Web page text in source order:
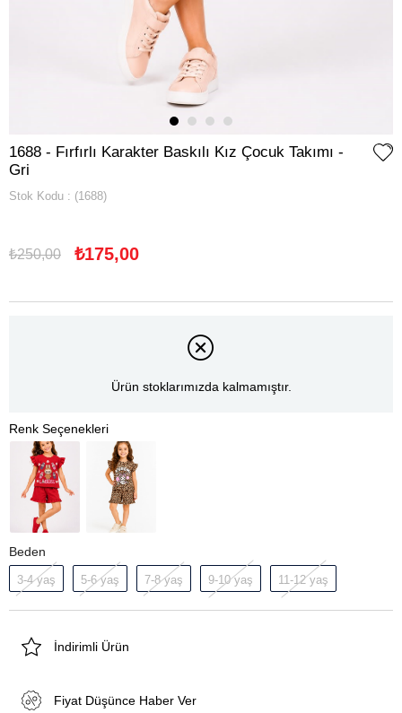
1688 - Fırfırlı Karakter Baskılı Kız Çocuk Takımı -
Gri
Stok Kodu (1688)
₺250,00 ₺175,00
Ürün stoklarımızda kalmamıştır.
Beden
3-4 yaş 5-6 yaş 7-8 yaş 9-10 yaş 11-12 yaş
İndirimli Ürün
Fiyat Düşünce Haber Ver